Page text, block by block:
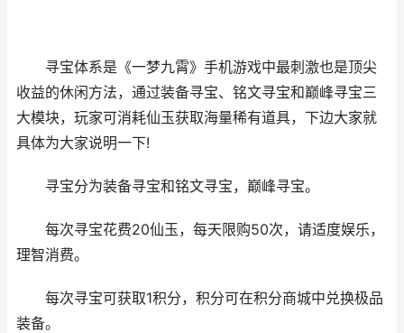
寻宝体系是《一梦九霄》手机游戏中最刺激也是顶尖
收益的休闲方法，通过装备寻宝、铭文寻宝和巅峰寻宝三
大模块，玩家可消耗仙玉获取海量稀有道具，下边大家就
具体为大家说明一下!
寻宝分为装备寻宝和铭文寻宝，巅峰寻宝。
每次寻宝花费20仙玉，每天限购50次，请适度娱乐，
理智消费。
每次寻宝可获取1积分，积分可在积分商城中兑换极品
装备。